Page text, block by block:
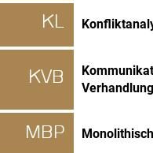
KL
KVB
MBP